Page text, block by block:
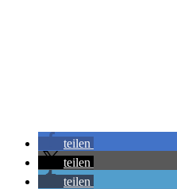
teilen
teilen
teilen